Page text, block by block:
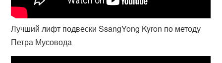
Лучший лифт подвески SsangYong Kyron по методу
Петра Мусовода